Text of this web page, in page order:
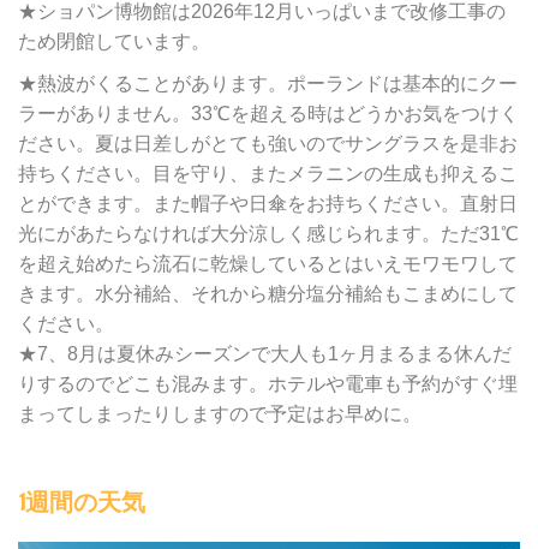
★ショパン博物館は2026年12月いっぱいまで改修工事の
ため閉館しています。
★熱波がくることがあります。ポーランドは基本的にクー
ラーがありません。33℃を超える時はどうかお気をつけく
ださい。夏は日差しがとても強いのでサングラスを是非お
持ちください。目を守り、またメラニンの生成も抑えるこ
とができます。また帽子や日傘をお持ちください。直射日
光にがあたらなければ大分涼しく感じられます。ただ31℃
を超え始めたら流石に乾燥しているとはいえモワモワして
きます。水分補給、それから糖分塩分補給もこまめにして
ください。
★7、8月は夏休みシーズンで大人も1ヶ月まるまる休んだ
りするのでどこも混みます。ホテルや電車も予約がすぐ埋
まってしまったりしますので予定はお早めに。
1週間の天気